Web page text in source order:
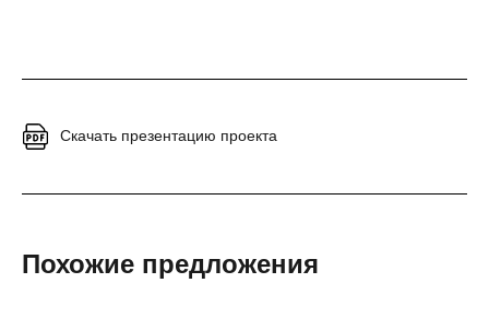
Скачать презентацию проекта
Похожие предложения